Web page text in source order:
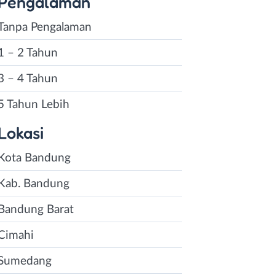
Pengalaman
– 2 Tahun
– 4 Tahun
Tahun Lebih
Kota Bandung
Kab. Bandung
Bandung Barat